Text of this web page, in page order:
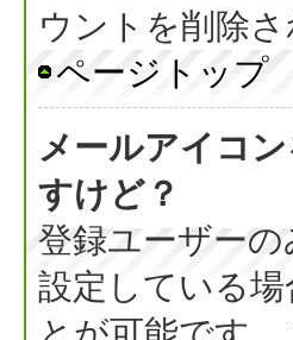
ウントを削除
ページトップ
メールアイコ
すけど？
登録ユーザー
設定している